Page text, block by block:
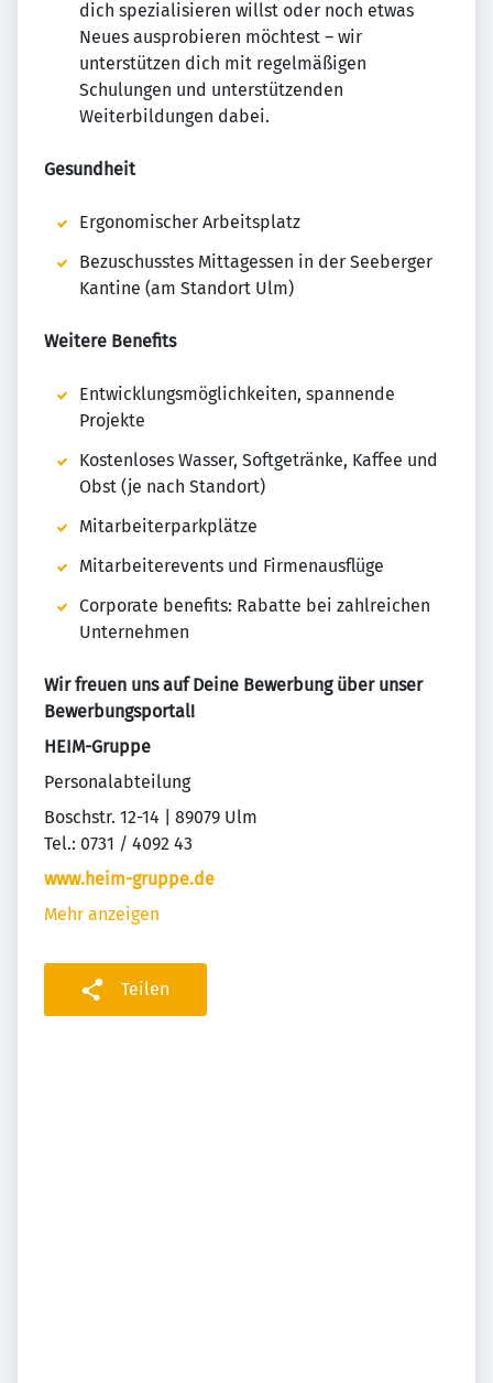
dich spezialisieren willst oder noch etwas
Neues ausprobieren möchtest – wir
unterstützen dich mit regelmäßigen
Schulungen und unterstützenden
Weiterbildungen dabei.
Gesundheit
Ergonomischer Arbeitsplatz
Bezuschusstes Mittagessen in der Seeberger
Kantine (am Standort Ulm)
Weitere Benefits
Entwicklungsmöglichkeiten, spannende
Projekte
Kostenloses Wasser, Softgetränke, Kaffee und
Obst (je nach Standort)
Mitarbeiterparkplätze
Mitarbeiterevents und Firmenausflüge
Corporate benefits: Rabatte bei zahlreichen
Unternehmen
Wir freuen uns auf Deine Bewerbung über unser
Bewerbungsportal!
HEIM-Gruppe
Personalabteilung
Boschstr. 12-14 | 89079 Ulm
Tel.: 0731 / 4092 43
www.heim-gruppe.de
Mehr anzeigen
Teilen